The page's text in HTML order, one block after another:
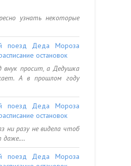
узнать некоторые
поезд Деда Мороза
остановок
просит, а Дедушка
А в прошлом году
поезд Деда Мороза
остановок
ни разу не видела чтоб
даже.…
поезд Деда Мороза